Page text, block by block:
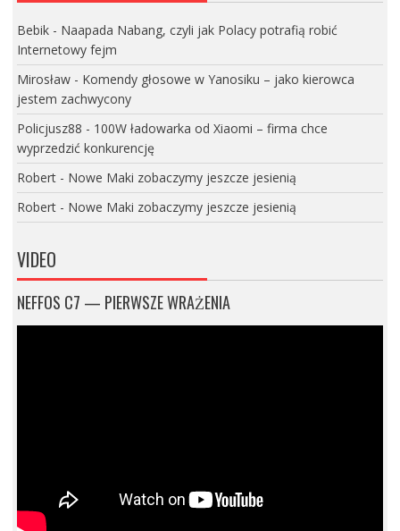
Bebik- Naapada Nabang, czyli jak Polacy potrafią robić
Internetowy fejm
Mirosław- Komendy głosowe w Yanosiku – jako kierowca
jestem zachwycony
Policjusz88 - 100W ładowarka od Xiaomi – firma chce
wyprzedzić konkurencję
Robert- Nowe Maki zobaczymy jeszcze jesienią
Robert- Nowe Maki zobaczymy jeszcze jesienią
VIDEO
NEFFOS C7 — PIERWSZE WRAŻENIA